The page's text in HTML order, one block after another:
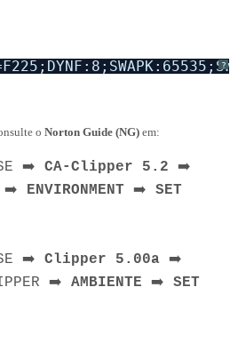
?
o Norton Guide (NG) em:
➡️ CA-Clipper 5.2 ➡️
➡️ ENVIRONMENT ➡️ SET
➡️ Clipper 5.00a ➡️
➡️ AMBIENTE ➡️ SET